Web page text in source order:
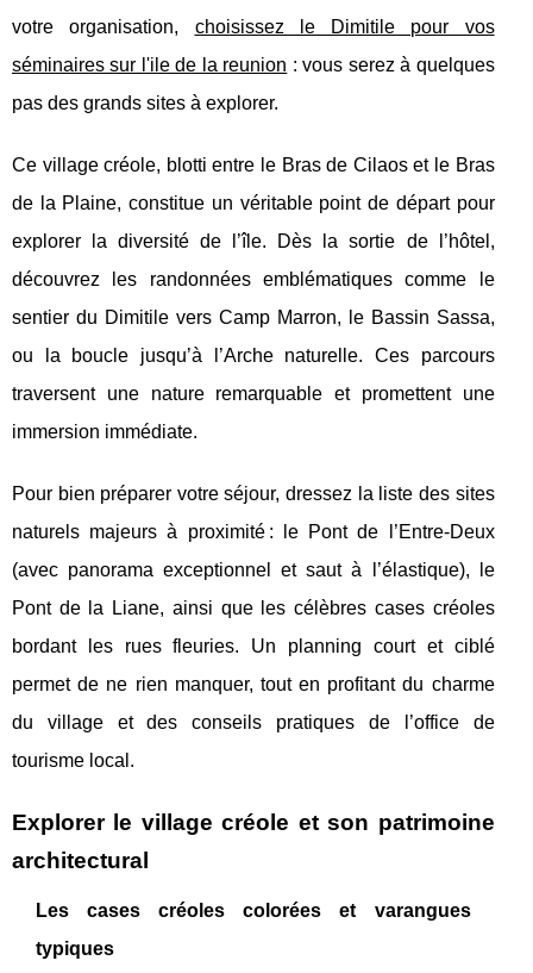
votre organisation, choisissez le Dimitile pour vos
séminaires sur l'ile de la reunion : vous serez à quelques
pas des grands sites à explorer.
Ce village créole, blotti entre le Bras de Cilaos et le Bras
de la Plaine, constitue un véritable point de départ pour
explorer la diversité de l’île. Dès la sortie de l’hôtel,
découvrez les randonnées emblématiques comme le
sentier du Dimitile vers Camp Marron, le Bassin Sassa,
ou la boucle jusqu’à l’Arche naturelle. Ces parcours
traversent une nature remarquable et promettent une
immersion immédiate.
Pour bien préparer votre séjour, dressez la liste des sites
naturels majeurs à proximité : le Pont de l’Entre-Deux
(avec panorama exceptionnel et saut à l’élastique), le
Pont de la Liane, ainsi que les célèbres cases créoles
bordant les rues fleuries. Un planning court et ciblé
permet de ne rien manquer, tout en profitant du charme
du village et des conseils pratiques de l’office de
tourisme local.
Explorer le village créole et son patrimoine
architectural
Les cases créoles colorées et varangues
typiques